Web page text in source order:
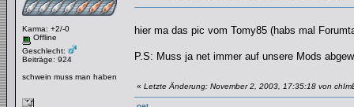
Karma: +2/-0
Offline
Geschlecht:
Beiträge: 924
schwein muss man haben
hier ma das pic vom Tomy85 (habs mal
P.S: Muss ja net immer auf unsere Mods
« Letzte Änderung: November 2, 2003, 17:35:18 von